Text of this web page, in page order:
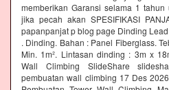
memberikan Garansi selama 1
jika pecah akan SPESIFIKASI
papanpanjat p blog page Dinding
. Dinding. Bahan : Panel Fiberglass.
Min. 1m². Lintasan dinding : 3m x
Wall Climbing SlideShare
pembuatan wall climbing 17 Des